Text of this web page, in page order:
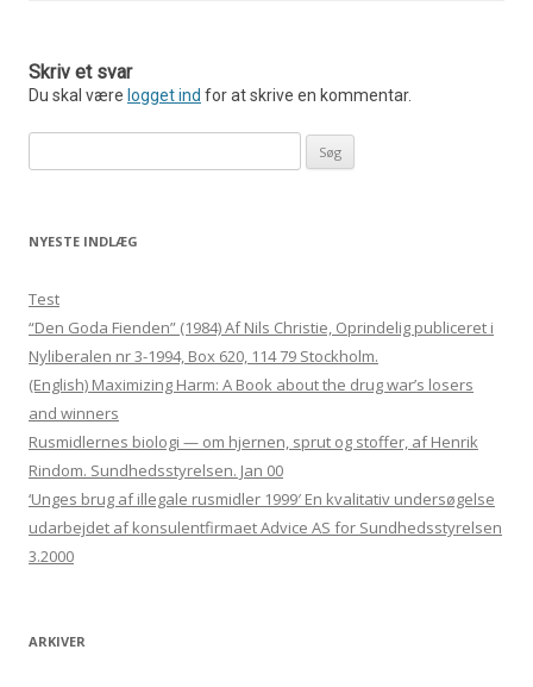
Skriv et svar
Du skal være logget ind for at skrive en kommentar.
NYESTE INDLÆG
Test
“Den Goda Fienden” (1984) Af Nils Christie, Oprindelig publiceret i
Nyliberalen nr 3-1994, Box 620, 114 79 Stockholm.
(English) Maximizing Harm: A Book about the drug war’s losers
and winners
Rusmidlernes biologi — om hjernen, sprut og stoffer, af Henrik
Rindom. Sundhedsstyrelsen. Jan 00
‘Unges brug af illegale rusmidler 1999′ En kvalitativ undersøgelse
udarbejdet af konsulentfirmaet Advice AS for Sundhedsstyrelsen
3.2000
ARKIVER